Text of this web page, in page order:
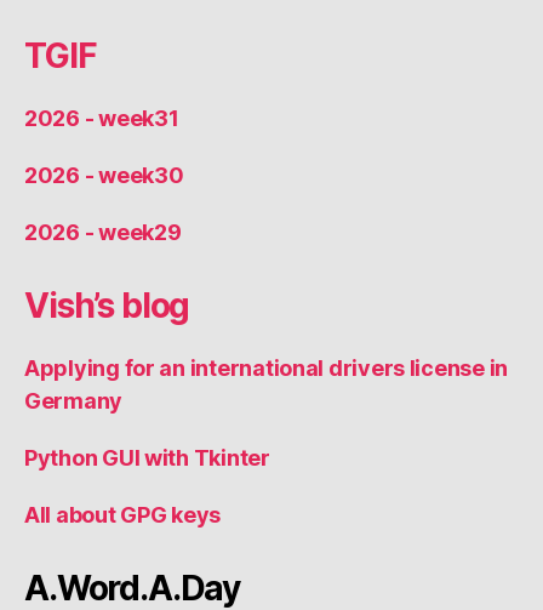
TGIF
2026 - week31
2026 - week30
2026 - week29
Vish’s blog
Applying for an international drivers license in
Germany
Python GUI with Tkinter
All about GPG keys
A.Word.A.Day